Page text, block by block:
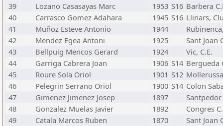
39
Lozano Casasayas Marc 1953 S16 Barbera
40
Carrasco Gomez Adahara 1945 S16 Llinars,
41
Muñoz Esteve Antonio 1944
42
Mendez Egea Antoni 1925
Sant Joan
43
Bellpuig Mencos Gerard 1924
Vic, C.E.
44
Garriga Cabrera Joan 1906 S14 Bergueda
45
Roure Sola Oriol 1901 S12 Mollerussa
46
Pelegrin Serrano Oriol 1900 S14 Colon
47
Gimenez Jimenez Josep 1897
Santpedor
48
Gonzalez Muelas Javier 1892
Congres
49
Catala Marcos Ruben 1870
Sant Joan